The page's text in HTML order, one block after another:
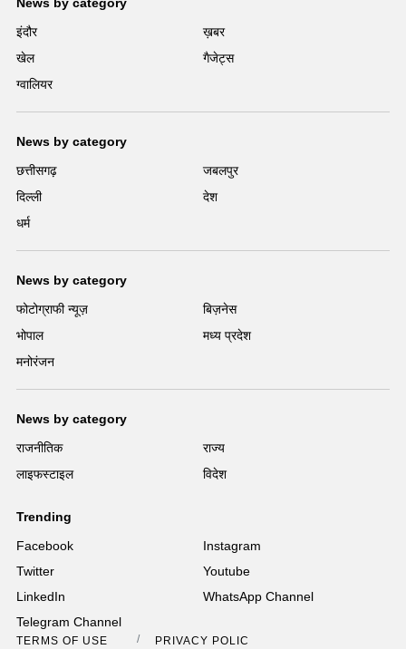
News by category
इंदौर
ख़बर
खेल
गैजेट्स
ग्वालियर
News by category
छत्तीसगढ़
जबलपुर
दिल्ली
देश
धर्म
News by category
फोटोग्राफी न्यूज़
बिज़नेस
भोपाल
मध्य प्रदेश
मनोरंजन
News by category
राजनीतिक
राज्य
लाइफस्टाइल
विदेश
Trending
Facebook
Instagram
Twitter
Youtube
LinkedIn
WhatsApp Channel
Telegram Channel
TERMS OF USE PRIVACY POLICY